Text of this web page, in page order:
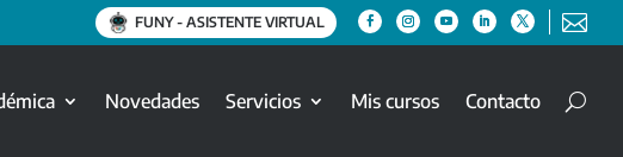
FUNY - ASISTENTE VIRTUAL 
Novedades Servicios Mis cursos Contacto